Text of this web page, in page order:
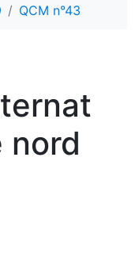
QCM n°43
nord